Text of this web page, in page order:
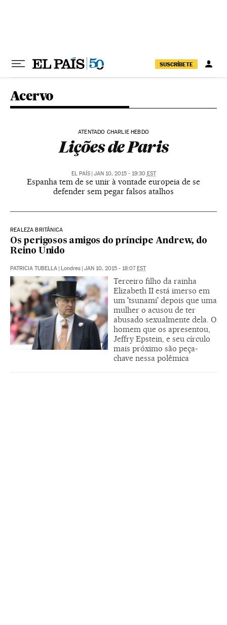
SUSCRÍBETE
Acervo
ATENTADO CHARLIE HEBDO
Lições de Paris
EL PAÍS | JAN 10, 2015 - 19:30 EST
Espanha tem de se unir à vontade europeia de se
defender sem pegar falsos atalhos
REALEZA BRITÂNICA
Os perigosos amigos do príncipe Andrew, do
Reino Unido
PATRICIA TUBELLA | Londres | JAN 10, 2015 - 18:07EST
Terceiro filho da rainha
Elizabeth II está imerso em
um 'tsunami' depois que uma
mulher o acusou de ter
abusado sexualmente dela. O
homem que os apresentou,
Jeffry Epstein, e seu círculo
mais próximo são peça-
chave nessa polêmica